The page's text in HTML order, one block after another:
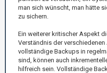
man sich wünscht, man hätte
zu sichern.
Ein weiterer kritischer Aspekt
Verständnis der
vollständige Backups in
sind, können auch
hilfreich sein. Vollständige